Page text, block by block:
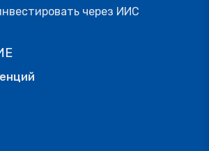
через ИИС